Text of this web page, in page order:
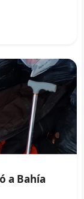
a Bahía